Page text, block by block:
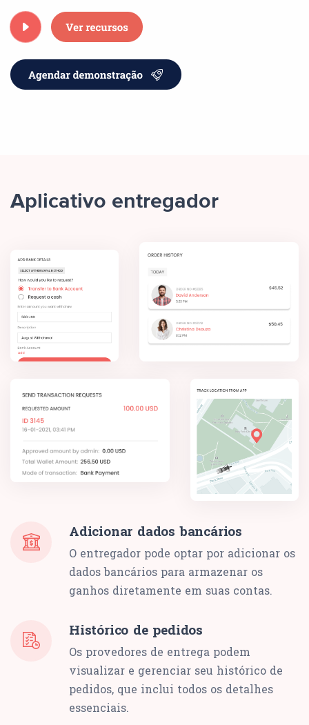
Aplicativo entregador
Adicionar dados bancários
O entregador pode optar por adicionar os
dados bancários para armazenar os
ganhos diretamente em suas contas.
Histórico de pedidos
Os provedores de entrega podem
visualizar e gerenciar seu histórico de
pedidos, que inclui todos os detalhes
essenciais.